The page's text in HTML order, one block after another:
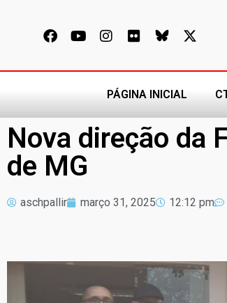
PÁGINA INICIAL
Nova direção da
de MG
aschpallir março 31, 2025 12:12 pm